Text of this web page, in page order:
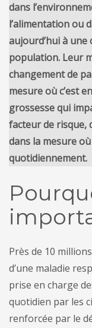
dans
l’alimentation ou
aujourd’hui à
population. Leur
changement de
mesure où c’est
grossesse qui
facteur de risque,
dans la mesure
quotidiennement.
Près de 10
d’une maladie
prise en charge
quotidien par les
renforcée par le